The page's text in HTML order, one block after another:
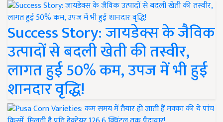
Success Story: जायडेक्स के जैविक
उत्पादों से बदली खेती की तस्वीर,
लागत हुई 50% कम, उपज में भी हुई
शानदार वृद्धि!